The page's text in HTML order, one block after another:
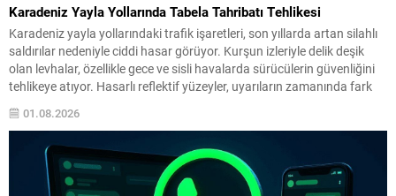
Karadeniz Yayla Yollarında Tabela Tahribatı Tehlikesi
Karadeniz yayla yollarındaki trafik işaretleri, son yıllarda artan silahlı
saldırılar nedeniyle ciddi hasar görüyor. Kurşun izleriyle delik deşik
olan levhalar, özellikle gece ve sisli havalarda sürücülerin güvenliğini
tehlikeye atıyor. Hasarlı reflektif yüzeyler, uyarıların zamanında fark
edilmesini engellediğinden, dar ve virajlı güzergâhlarda kaza riskini
yükseltiyor. Bölge halkı ve sık yolculuk yapan...
01.08.2026